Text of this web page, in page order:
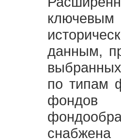
данным,
по типам